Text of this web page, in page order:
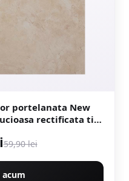
portelanata New
59,90 lei